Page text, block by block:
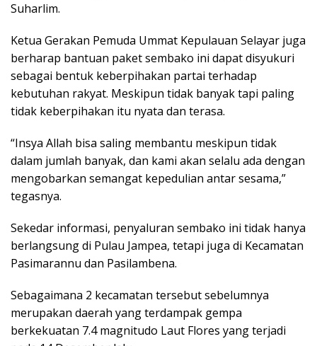
Suharlim.
Ketua Gerakan Pemuda Ummat Kepulauan Selayar juga
berharap bantuan paket sembako ini dapat disyukuri
sebagai bentuk keberpihakan partai terhadap
kebutuhan rakyat. Meskipun tidak banyak tapi paling
tidak keberpihakan itu nyata dan terasa.
“Insya Allah bisa saling membantu meskipun tidak
dalam jumlah banyak, dan kami akan selalu ada dengan
mengobarkan semangat kepedulian antar sesama,”
tegasnya.
Sekedar informasi, penyaluran sembako ini tidak hanya
berlangsung di Pulau Jampea, tetapi juga di Kecamatan
Pasimarannu dan Pasilambena.
Sebagaimana 2 kecamatan tersebut sebelumnya
merupakan daerah yang terdampak gempa
berkekuatan 7.4 magnitudo Laut Flores yang terjadi